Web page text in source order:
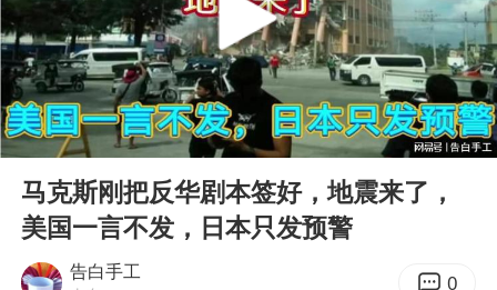
河南南阳低保户为何背上40万元贷款
泰国初中生饮弹自尽前开了26枪
预计“白海豚”明晚将在浙江舟山到福建福鼎一带沿海登陆
用AI造出新病毒意味着什么
美股创4月份以来最大单周涨幅
Play
00:00 08:51
马克斯刚把反华剧本签好，地震来了，
美国一言不发，日本只发预警
告白手工 0